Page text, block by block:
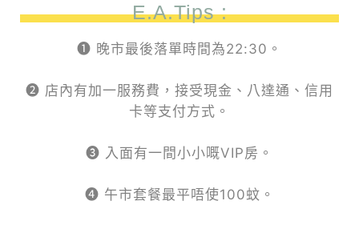
E.A.Tips :
❶ 晚市最後落單時間為22:30。
❷ 店內有加一服務費，接受現金、八達通、信用
卡等支付方式。
❸ 入面有一間小小嘅VIP房。
❹ 午市套餐最平唔使100蚊。